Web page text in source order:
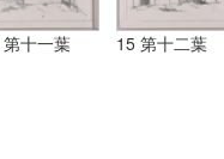
第十一葉 15 第十二葉